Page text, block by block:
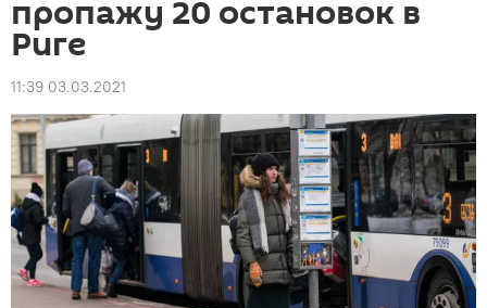
пропажу 20 остановок в
Риге
11:39 03.03.2021